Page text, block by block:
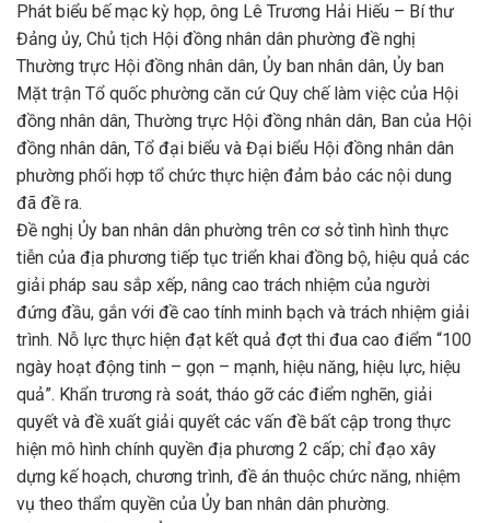
Phát biểu bế mạc kỳ họp, ông Lê Trương Hải Hiếu – Bí thư
Đảng ủy, Chủ tịch Hội đồng nhân dân phường đề nghị
Thường trực Hội đồng nhân dân, Ủy ban nhân dân, Ủy ban
Mặt trận Tổ quốc phường căn cứ Quy chế làm việc của Hội
đồng nhân dân, Thường trực Hội đồng nhân dân, Ban của Hội
đồng nhân dân, Tổ đại biểu và Đại biểu Hội đồng nhân dân
phường phối hợp tổ chức thực hiện đảm bảo các nội dung
đã đề ra.
Đề nghị Ủy ban nhân dân phường trên cơ sở tình hình thực
tiễn của địa phương tiếp tục triển khai đồng bộ, hiệu quả các
giải pháp sau sắp xếp, nâng cao trách nhiệm của người
đứng đầu, gắn với đề cao tính minh bạch và trách nhiệm giải
trình. Nỗ lực thực hiện đạt kết quả đợt thi đua cao điểm “100
ngày hoạt động tinh – gọn – mạnh, hiệu năng, hiệu lực, hiệu
quả”. Khẩn trương rà soát, tháo gỡ các điểm nghẽn, giải
quyết và đề xuất giải quyết các vấn đề bất cập trong thực
hiện mô hình chính quyền địa phương 2 cấp; chỉ đạo xây
dựng kế hoạch, chương trình, đề án thuộc chức năng, nhiệm
vụ theo thẩm quyền của Ủy ban nhân dân phường.